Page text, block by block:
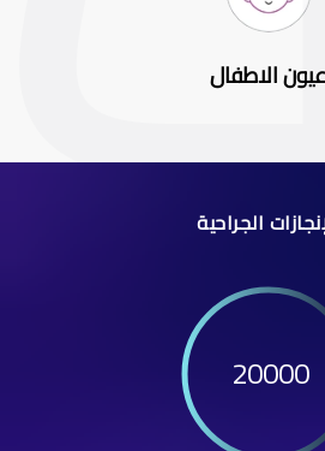
عيون الاطفال
الجراحية
20000